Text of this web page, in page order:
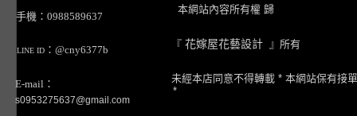
手機：0988589637
LINE ID ：@cny6377b
E-mail：
s0953275637@gmail.com
本網站內容所有權 歸
『 花嫁屋花藝設計 』所有
未經本店同意不得轉載 * 本網站保有接
*